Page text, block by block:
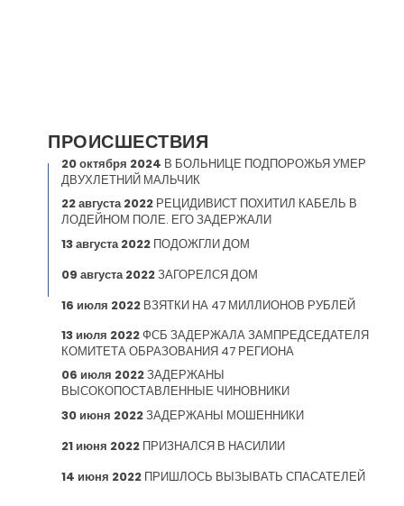
ПРОИСШЕСТВИЯ
20 октября 2024 В БОЛЬНИЦЕ ПОДПОРОЖЬЯ УМЕР
ДВУХЛЕТНИЙ МАЛЬЧИК
22 августа 2022 РЕЦИДИВИСТ ПОХИТИЛ КАБЕЛЬ В
ЛОДЕЙНОМ ПОЛЕ. ЕГО ЗАДЕРЖАЛИ
13 августа 2022 ПОДОЖГЛИ ДОМ
09 августа 2022ЗАГОРЕЛСЯ ДОМ
16 июля 2022 ВЗЯТКИ НА 47 МИЛЛИОНОВ РУБЛЕЙ
13 июля 2022ФСБ ЗАДЕРЖАЛА ЗАМПРЕДСЕДАТЕЛЯ
КОМИТЕТА ОБРАЗОВАНИЯ 47 РЕГИОНА
06 июля 2022ЗАДЕРЖАНЫ
ВЫСОКОПОСТАВЛЕННЫЕ ЧИНОВНИКИ
30 июня 2022ЗАДЕРЖАНЫ МОШЕННИКИ
21 июня 2022 ПРИЗНАЛСЯ В НАСИЛИИ
14 июня 2022 ПРИШЛОСЬ ВЫЗЫВАТЬ СПАСАТЕЛЕЙ